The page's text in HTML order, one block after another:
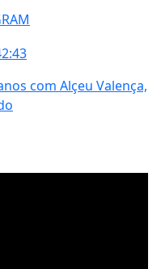
com Alçeu Valença,